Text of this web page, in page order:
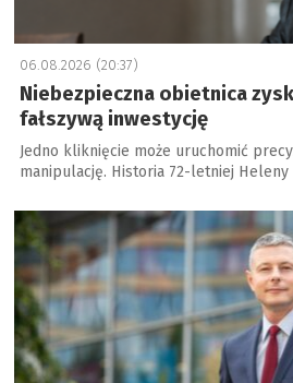
06.08.2026 (20:37)
Niebezpieczna obietnica
fałszywą inwestycję
Jedno kliknięcie może uruchomić
manipulację. Historia 72-letniej
a